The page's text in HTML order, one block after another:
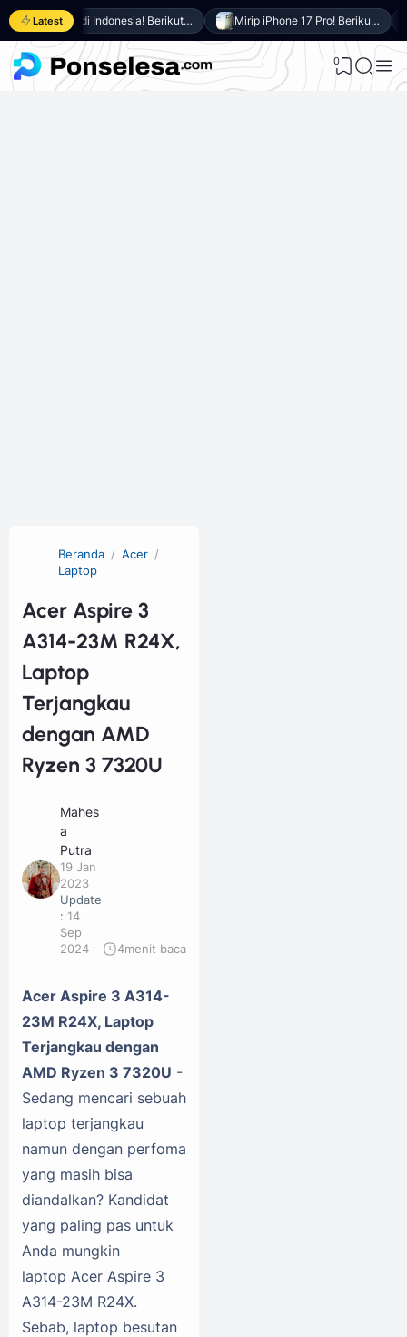
Latest Resmi di Indonesia! Berikut 8 Keunggulan Samsung Galaxy A27 5G Mirip iPhone 17 Pro! Berikut 10 Keunggulan itel Power 80 yang Dibanderol Harga Rp2 Jutaan
0
Beranda
Acer
Laptop
Acer Aspire 3
A314-23M R24X,
Laptop
Terjangkau
dengan AMD
Ryzen 3 7320U
Mahes
a
Putra
19 Jan
2023
Update
: 14
Sep
2024
4menit baca
Acer Aspire 3 A314-
23M R24X, Laptop
Terjangkau dengan
AMD Ryzen 3 7320U -
Sedang mencari sebuah
laptop terjangkau
namun dengan perfoma
yang masih bisa
diandalkan? Kandidat
yang paling pas untuk
Anda mungkin
laptop Acer Aspire 3
A314-23M R24X.
Sebab, laptop besutan